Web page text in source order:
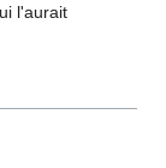
l'aurait